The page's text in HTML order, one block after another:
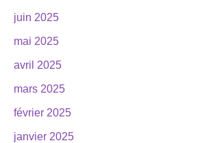
juin 2025
mai 2025
avril 2025
mars 2025
février 2025
janvier 2025